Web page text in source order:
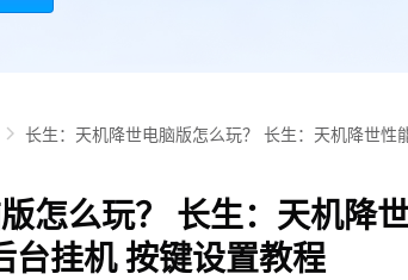
长生：天机降世电脑版怎么玩？ 长生：天机降世
怎么玩？ 长生：天机降
挂机 按键设置教程